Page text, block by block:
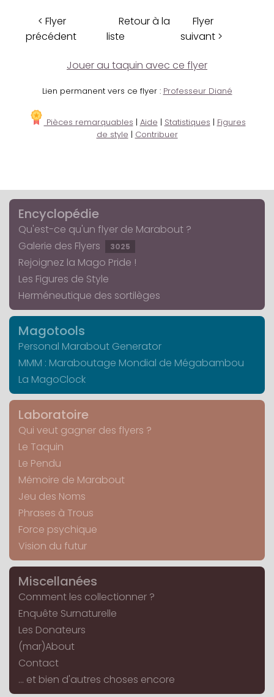
< Flyer
précédent
Retour à la
liste
Flyer
suivant >
Jouer au taquin avec ce flyer
Lien permanent vers ce flyer : Professeur Diané
Pièces remarquables | Aide | Statistiques | Figures
de style | Contribuer
Encyclopédie
Qu'est-ce qu'un flyer de Marabout ?
Galerie des Flyers
3025
Rejoignez la Mago Pride !
Les Figures de Style
Herméneutique des sortilèges
Magotools
Personal Marabout Generator
MMM : Maraboutage Mondial de Mégabambou
La MagoClock
Laboratoire
Qui veut gagner des flyers ?
Le Taquin
Le Pendu
Mémoire de Marabout
Jeu des Noms
Phrases à Trous
Force psychique
Vision du futur
Miscellanées
Comment les collectionner ?
Enquête Surnaturelle
Les Donateurs
(mar)About
Contact
... et bien d'autres choses encore